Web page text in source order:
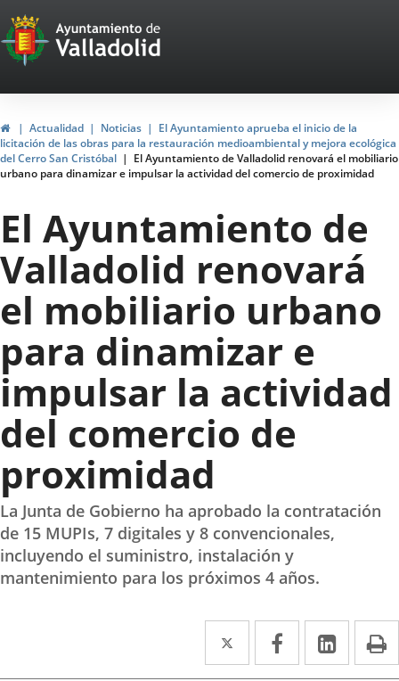
Portal
Web
del
Ayuntamiento
de
Valladolid
InicioActualidad Noticias
El Ayuntamiento aprueba el inicio de la
licitación de las obras para la restauración medioambiental y mejora ecológica
del Cerro San Cristóbal
El Ayuntamiento de Valladolid renovará el mobiliario
urbano para dinamizar e impulsar la actividad del comercio de proximidad
El Ayuntamiento de
Valladolid renovará
el mobiliario urbano
para dinamizar e
impulsar la actividad
del comercio de
proximidad
La Junta de Gobierno ha aprobado la contratación
de 15 MUPIs, 7 digitales y 8 convencionales,
incluyendo el suministro, instalación y
mantenimiento para los próximos 4 años.
Twitter
Enlace
a
Facebook
Enlace
a
Enlace
a